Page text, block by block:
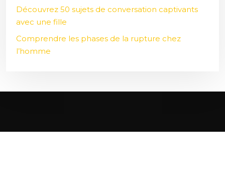
Découvrez 50 sujets de conversation captivants
avec une fille
Comprendre les phases de la rupture chez
l’homme